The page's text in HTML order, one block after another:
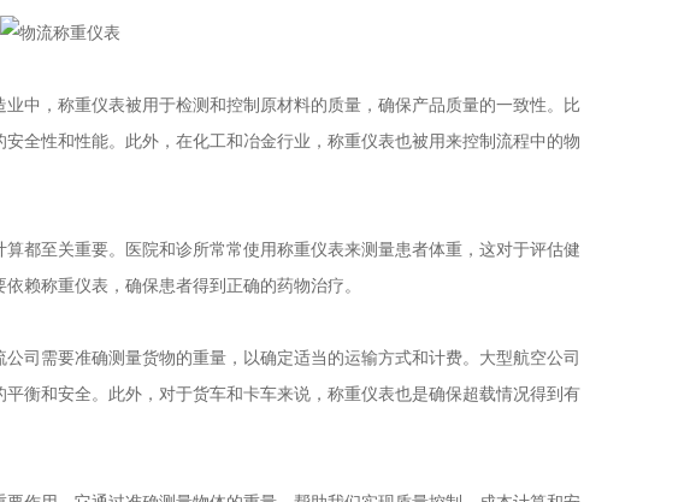
，称重仪表被用于检测和控制原材料的质量，确保产品质量的一致性。比
全性和性能。此外，在化工和冶金行业，称重仪表也被用来控制流程中的物
至关重要。医院和诊所常常使用称重仪表来测量患者体重，这对于评估健
赖称重仪表，确保患者得到正确的药物治疗。
需要准确测量货物的重量，以确定适当的运输方式和计费。大型航空公司
衡和安全。此外，对于货车和卡车来说，称重仪表也是确保超载情况得到有